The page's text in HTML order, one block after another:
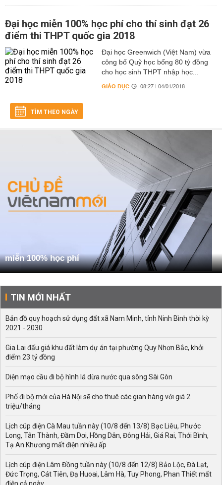
Đại học miễn 100% học phí cho thí sinh đạt 26
điểm thi THPT quốc gia 2018
Đại học Greenwich (Việt Nam) vừa
công bố Quỹ học bổng 80 tỷ đồng
cho học sinh THPT nhập học...
GIÁO DỤC 08:27 | 04/01/2018
TÌM THEO NGÀY
miễn 100% học phí
TIN MỚI NHẤT
Bản đồ quy hoạch sử dụng đất xã Nam Minh, tỉnh Ninh Bình thời kỳ
2021 - 2030
Gia Lai đấu giá khu đất làm dự án tại phường Quy Nhơn Bắc, khởi
điểm 23 tỷ đồng
Diện mạo cầu đi bộ hình lá dừa nước qua sông Sài Gòn
Phố đi bộ mới của Hà Nội sẽ cho thuê các gian hàng với giá 2
triệu/tháng
Lịch cúp điện Cà Mau tuần này (10/8 đến 13/8) Bạc Liêu, Phước
Long, Tân Thành, Đầm Dơi, Hồng Dân, Đông Hải, Giá Rai, Thới Bình,
Tạ An Khương mất điện nhiều ấp
Lịch cúp điện Lâm Đồng tuần này (10/8 đến 12/8) Bảo Lộc, Đà Lạt,
Đức Trọng, Cát Tiên, Đạ Huoai, Lâm Hà, Tuy Phong, Phan Thiết mất